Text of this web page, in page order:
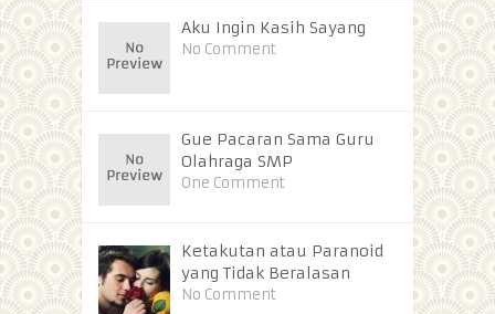
Aku Ingin Kasih Sayang
No Comment
Gue Pacaran Sama Guru
Olahraga SMP
One Comment
Ketakutan atau Paranoid
yang Tidak Beralasan
No Comment